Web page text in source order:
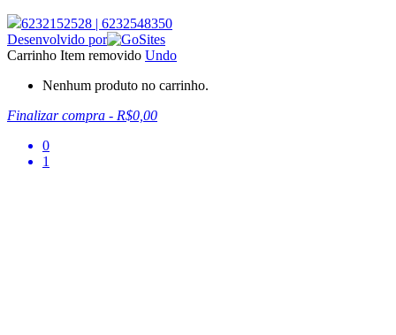
6232152528 | 6232548350
Desenvolvido por
Carrinho Item removido Undo
Nenhum produto no carrinho.
Finalizar compra - R$0,00
0
1